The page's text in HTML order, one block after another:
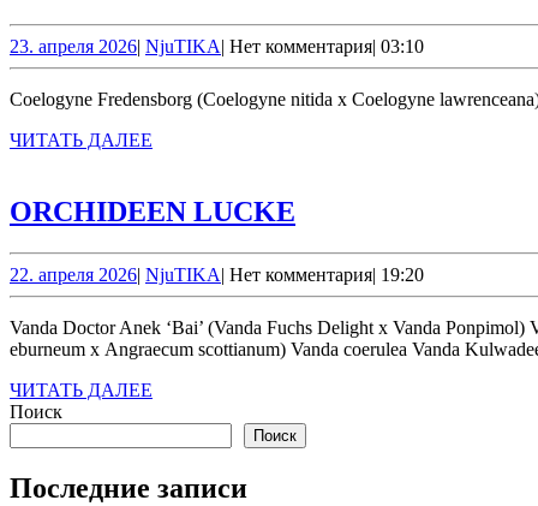
23. апреля 202623.
апреля
2026
| NjuTIKANjuTIKA
| Нет комментария| 03:10
Coelogyne Fredensborg (Coelogyne nitida x Coelogyne
ЧИТАТЬ ДАЛЕЕ
ORCHIDEEN LUCKE
22. апреля 202622.
апреля
2026
| NjuTIKANjuTIKA
| Нет комментария| 19:20
Vanda Doctor Anek ‘Bai’ (Vanda Fuchs Delight x Vanda Ponpimol) Vanda Cattleya intermedia var. albescens Cymbidium erythrostylum Cattleya purpurata Angraecum Longiscott (Angraecum
eburneum x Angraecum scottianum) Vanda coerulea Vanda
ЧИТАТЬ ДАЛЕЕ
Поиск
Поиск
Последние записи